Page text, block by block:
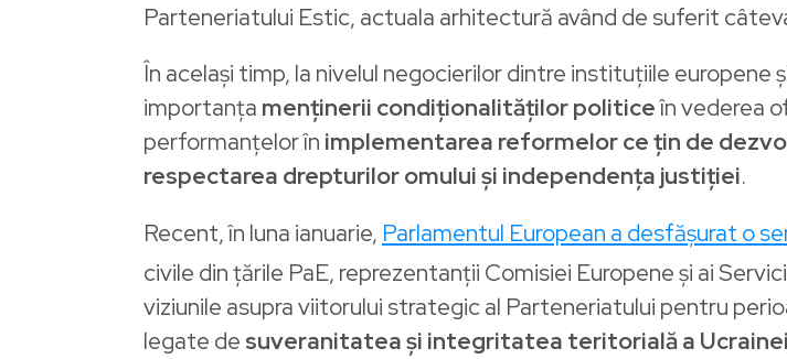
Parteneriatului Estic, actuala arhitectură având de suferit
În același timp, la nivelul negocierilor dintre instituțiile europene
importanța menținerii condiționalităților politiceîn vederea
performanțelor în implementarea reformelor ce țin de
respectarea drepturilor omului și independența justiției.
Recent, în luna ianuarie, Parlamentul European a desfășurat o
civile din țările PaE, reprezentanții Comisiei Europene și ai
viziunile asupra viitorului strategic al Parteneriatului pentru
legate de suveranitatea și integritatea teritorială a